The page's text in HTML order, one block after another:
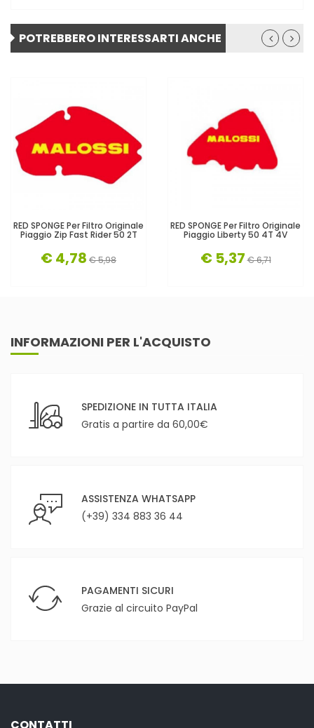
POTREBBERO INTERESSARTI ANCHE
RED SPONGE Per Filtro Originale
Piaggio Zip Fast Rider 50 2T
€ 4,78 € 5,98
RED SPONGE Per Filtro Originale
Piaggio Liberty 50 4T 4V
€ 5,37 € 6,71
INFORMAZIONI PER L'ACQUISTO
SPEDIZIONE IN TUTTA ITALIA
Gratis a partire da 60,00€
ASSISTENZA WHATSAPP
(+39) 334 883 36 44
PAGAMENTI SICURI
Grazie al circuito PayPal
CONTATTI